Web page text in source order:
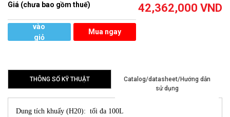
Giá (chưa bao gồm thuế) 42,362,000 VND
vào
giỏ
Mua ngay
THÔNG SỐ KỸ THUẬT
Catalog/datasheet/Hướng dẫn
sử dụng
Dung tích khuấy (H20): tối đa 100L